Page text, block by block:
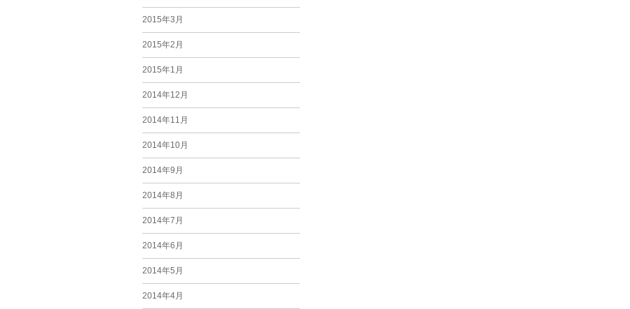
2015年3月
2015年2月
2015年1月
2014年12月
2014年11月
2014年10月
2014年9月
2014年8月
2014年7月
2014年6月
2014年5月
2014年4月